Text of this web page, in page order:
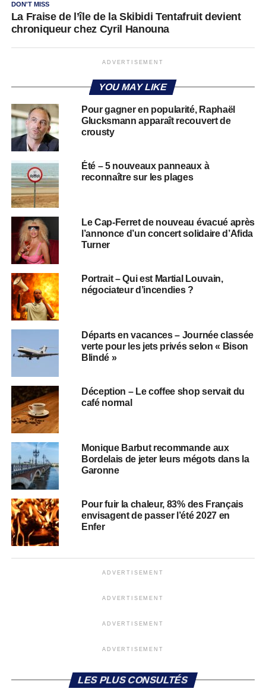
DON'T MISS
La Fraise de l’île de la Skibidi Tentafruit devient
chroniqueur chez Cyril Hanouna
ADVERTISEMENT
YOU MAY LIKE
Pour gagner en popularité, Raphaël
Glucksmann apparaît recouvert de
crousty
Été – 5 nouveaux panneaux à
reconnaître sur les plages
Le Cap-Ferret de nouveau évacué après
l’annonce d’un concert solidaire d’Afida
Turner
Portrait – Qui est Martial Louvain,
négociateur d’incendies ?
Départs en vacances – Journée classée
verte pour les jets privés selon « Bison
Blindé »
Déception – Le coffee shop servait du
café normal
Monique Barbut recommande aux
Bordelais de jeter leurs mégots dans la
Garonne
Pour fuir la chaleur, 83% des Français
envisagent de passer l’été 2027 en
Enfer
ADVERTISEMENT
ADVERTISEMENT
ADVERTISEMENT
ADVERTISEMENT
LES PLUS CONSULTÉS